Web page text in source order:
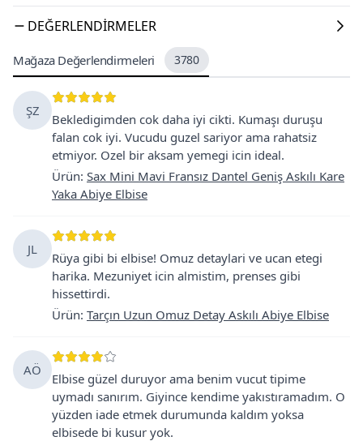
DEĞERLENDIRMELER
Mağaza Değerlendirmeleri 3780
ŞZ
Bekledigimden cok daha iyi cikti. Kumaşı duruşu
falan cok iyi. Vucudu guzel sariyor ama rahatsiz
etmiyor. Ozel bir aksam yemegi icin ideal.
Ürün: Sax Mini Mavi Fransız Dantel Geniş Askılı Kare
Yaka Abiye Elbise
JL
Rüya gibi bi elbise! Omuz detaylari ve ucan etegi
harika. Mezuniyet icin almistim, prenses gibi
hissettirdi.
Ürün: Tarçın Uzun Omuz Detay Askılı Abiye Elbise
AÖ
Elbise güzel duruyor ama benim vucut tipime
uymadı sanırım. Giyince kendime yakıstıramadım. O
yüzden iade etmek durumunda kaldım yoksa
elbisede bi kusur yok.